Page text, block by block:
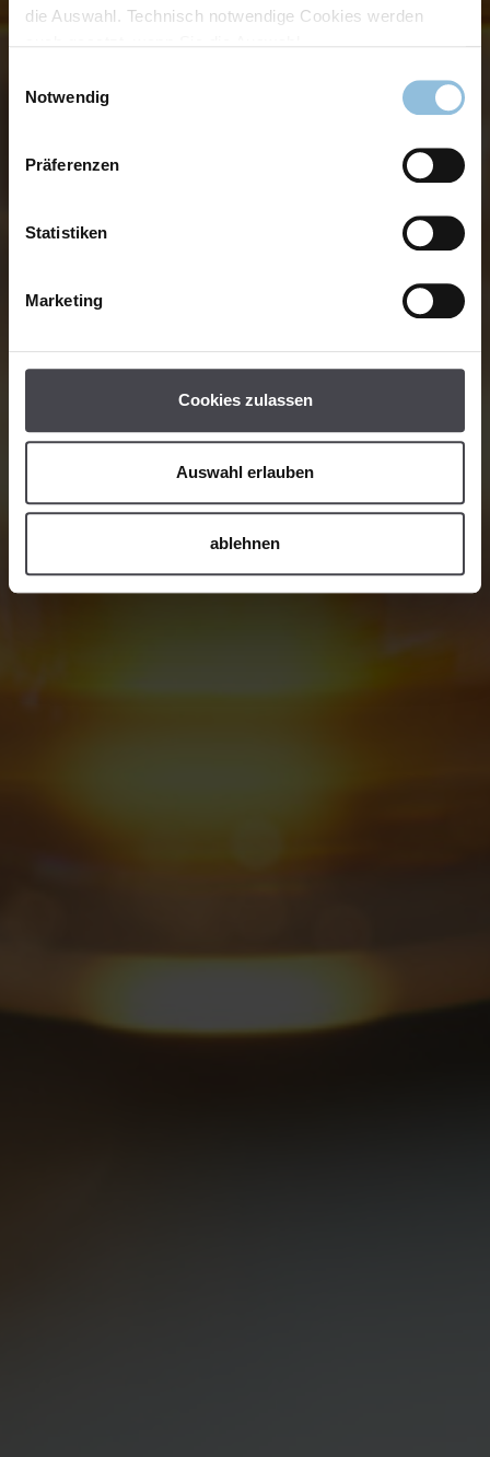
die Auswahl. Technisch notwendige Cookies werden
Notwendig
Präferenzen
Statistiken
Marketing
Cookies zulassen
Auswahl erlauben
ablehnen